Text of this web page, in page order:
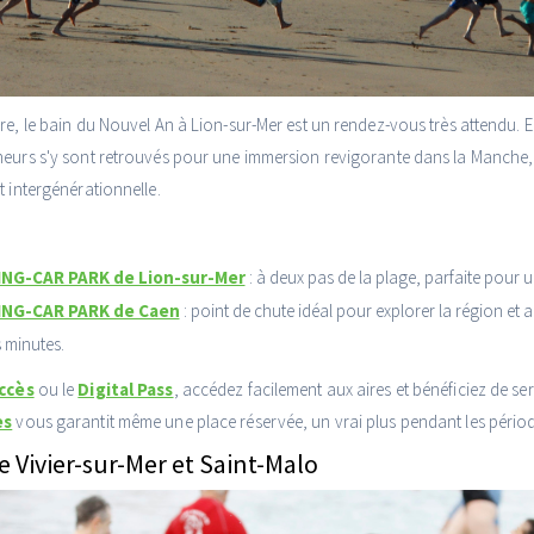
le bain du Nouvel An à Lion-sur-Mer est un rendez-vous très attendu.
s'y sont retrouvés pour une immersion revigorante dans la
intergénérationnelle.
CAR PARK de Lion-sur-Mer: à deux pas de la plage, parfaite pour
CAR PARK de Caen : point de chute idéal pour explorer la région et
ou le Digital Pass , accédez facilement aux aires et bénéficiez de
vous garantit même une place réservée, un vrai plus pendant les
Vivier-sur-Mer et Saint-Malo